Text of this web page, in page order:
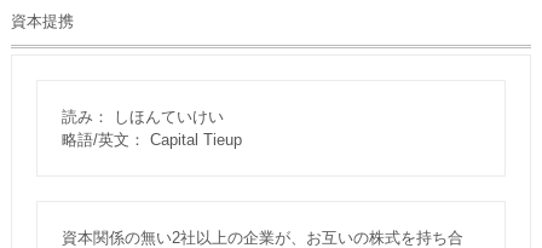
資本提携
読み： しほんていけい
略語/英文： Capital Tieup
資本関係の無い2社以上の企業が、お互いの株式を持ち合